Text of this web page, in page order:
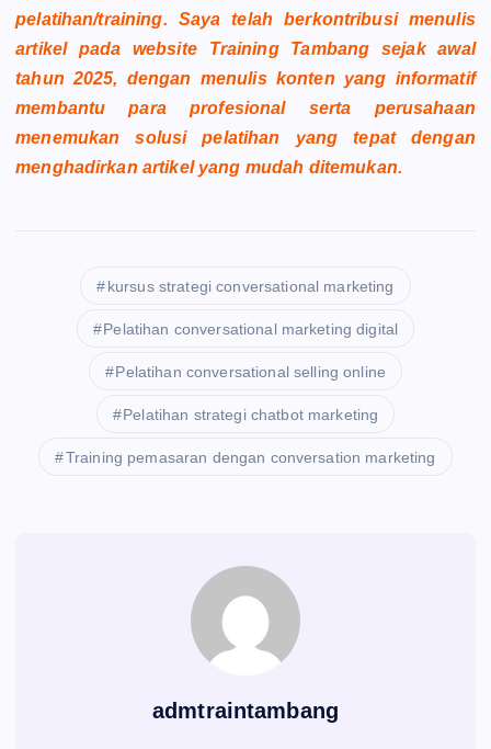
pelatihan/training. Saya telah berkontribusi menulis
artikel pada website Training Tambang sejak awal
tahun 2025, dengan menulis konten yang informatif
membantu para profesional serta perusahaan
menemukan solusi pelatihan yang tepat dengan
menghadirkan artikel yang mudah ditemukan.
kursus strategi conversational marketing
Pelatihan conversational marketing digital
Pelatihan conversational selling online
Pelatihan strategi chatbot marketing
Training pemasaran dengan conversation marketing
admtraintambang